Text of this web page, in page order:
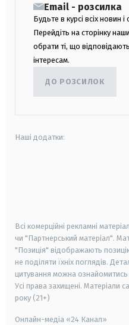
Email - розсилка
Будьте в курсі всіх новин
Перейдіть на сторінку
обрати ті, що
інтересам.
ДО РОЗСИЛОК
Наші додатки:
Всі комерційні рекламні
чи "Партнерський матеріал".
"Позиція" відображають
не поділяти їхніх поглядів.
цитування можна
Усі права захищені. Матеріали
року (21+)
Онлайн-медіа «24 Канал»